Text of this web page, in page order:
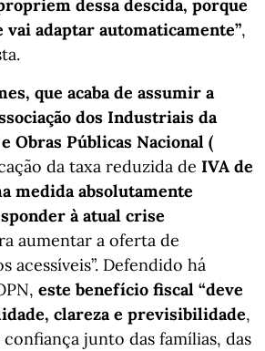
dessa descida, porque
vai adaptar automaticamente”,
que acaba de assumir a
dos Industriais da
Obras Públicas Nacional (
da taxa reduzida de IVA de
medida absolutamente
à atual crise
aumentar a oferta de
acessíveis”. Defendido há
este benefício fiscal “deve
clareza e previsibilidade,
junto das famílias, das